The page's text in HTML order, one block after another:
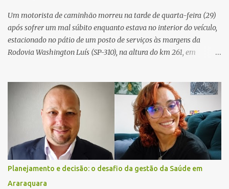
Um motorista de caminhão morreu na tarde de quarta-feira (29)
após sofrer um mal súbito enquanto estava no interior do veículo,
estacionado no pátio de um posto de serviços às margens da
Rodovia Washington Luís (SP-310), na altura do km 261, em
relatos de que havia um condutor inconsciente dentro de um
caminhão. Equipes de resgate foram rapidamente deslocadas ao
local e encontraram a vítima em parada cardiorrespiratória. Os
socorristas iniciaram imediatamente as manobras de reanimação
cardiopulmonar (RCP), porém, apesar de todos os esforços, o
motorista não respondeu aos procedimentos. Às 17h03, médicos
da Unidade de Suporte Avançado constataram o óbito da vítima.
Fonte: São Carlos Agora
Planejamento e decisão: o desafio da gestão da Saúde em
Araraquara